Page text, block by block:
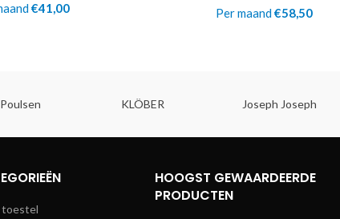
€41,00 Per maand€58,50
KLÖBER Joseph Joseph
toestel
HOOGST GEWAARDEERDE
PRODUCTEN